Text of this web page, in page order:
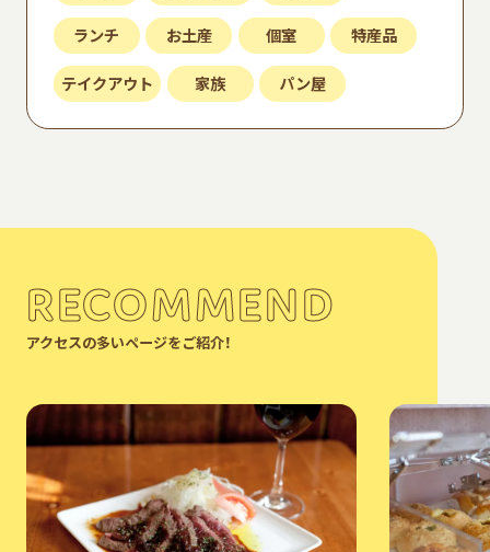
ランチ お土産 個室 特産品
テイクアウト 家族 パン屋
RECOMMEND
アクセスの多いページをご紹介！